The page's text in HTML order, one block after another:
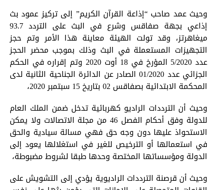
وحيث عمد صاحب “إذاعة القرآن الكريم” إلى تركيز عمود بث
إذاعي بجهة صفاقس وشرع في البث على التردد 93.7
ميغاهرتز، وقد تولت الهيئة معاينة هذا الأمر وتم حجز
التجهيزات المستعملة في البث وذلك بموجب محضر الحجز
عدد 5/2020 المؤرخ في 18 أوت 2020 وتم إقراره في الحكم
الجزائي عدد 01/2020 الصادر عن الدائرة الجناحية الثانية لدى
المحكمة الابتدائية بصفاقس 02 بتاريخ 15 سبتمبر 2020،
وحيث أن الترددات الراديو كهربائية تدخل ضمن الملك العام
للدولة وفق أحكام الفصل 46 من مجلة الاتصالات ولا يمكن
الاستحواذ عليها دون وجه حق فهي مسالة سيادية والحق
في استعمالها أو الترخيص للغير في استغلالها يعود إلى
الدولة ومؤسساتها المختصة وحدها طبقا لشروط مضبوطة،
وحيث أن قرصنة الترددات الراديوية يؤدي إلى التشويش على